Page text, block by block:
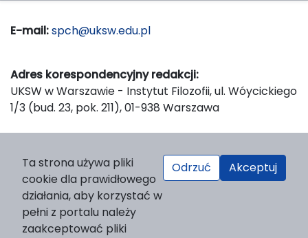
E-mail:spch@uksw.edu.pl
Adres korespondencyjny redakcji:
UKSW w Warszawie - Instytut Filozofii, ul. Wóycickiego
1/3 (bud. 23, pok. 211), 01-938 Warszawa
Wydawnictwo Naukowe UKSW, ul. Dewajtis 5, domek
nr 2, 01-815 Warszawa
Strona WWW Wydawnictwa
e-mail: wydawnictwo@uksw.edu.pl
Ta strona używa pliki
cookie dla prawidłowego
działania, aby korzystać w
pełni z portalu należy
zaakceptować pliki
Odrzuć Akceptuj